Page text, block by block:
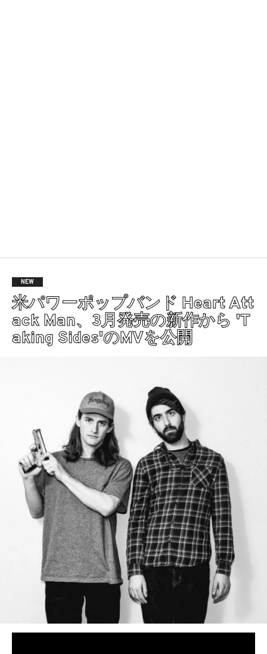
NEW
米パワーポップバンド Heart Att
ack Man、3月発売の新作から 'T
aking Sides'のMVを公開